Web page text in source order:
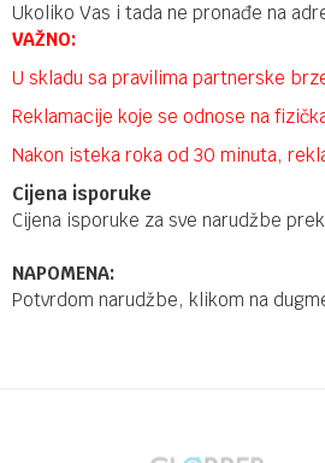
Ukoliko Vas i tada ne pronađe na
VAŽNO:
U skladu sa pravilima partnerske
Reklamacije koje se odnose na
Nakon isteka roka od 30 minuta,
Cijena isporuke
Cijena isporuke za sve narudžbe
NAPOMENA:
Potvrdom narudžbe, klikom na